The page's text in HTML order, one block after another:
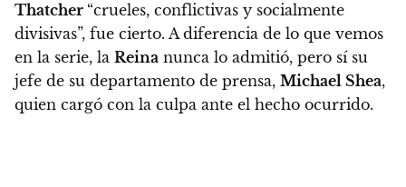
Thatcher “crueles, conflictivas y socialmente
divisivas”, fue cierto. A diferencia de lo que vemos
en la serie, la Reina nunca lo admitió, pero sí su
jefe de su departamento de prensa, Michael Shea,
quien cargó con la culpa ante el hecho ocurrido.